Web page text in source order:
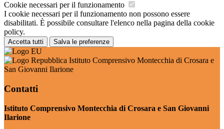
Cookie necessari per il funzionamento
I cookie necessari per il funzionamento non possono essere
disabilitati. È possibile consultare l'elenco nella pagina della cookie
policy.
Accetta tutti Salva le preferenze
Istituto Comprensivo Montecchia di Crosara e
San Giovanni Ilarione
Contatti
Istituto Comprensivo Montecchia di Crosara e San Giovanni
Ilarione